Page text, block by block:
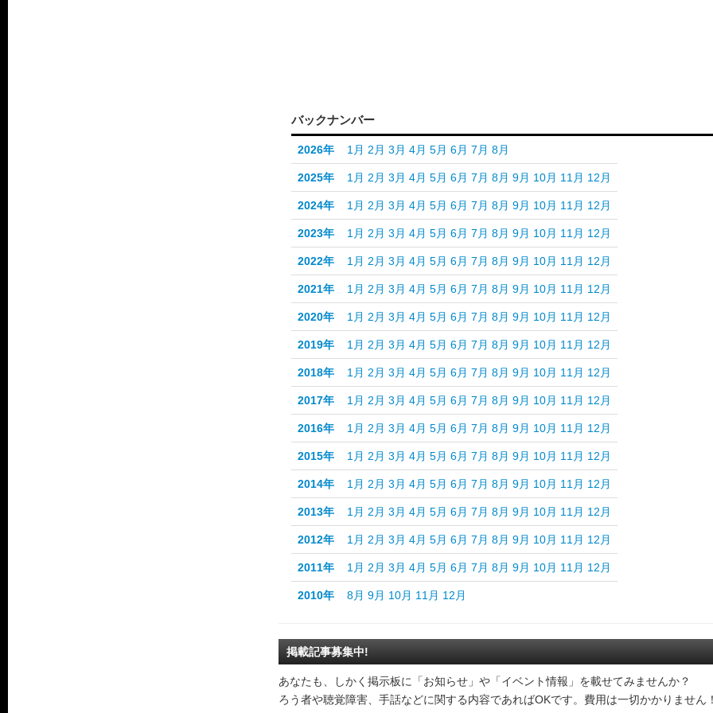
バックナンバー
2026年 1月 2月 3月 4月 5月 6月 7月 8月
2025年 1月 2月 3月 4月 5月 6月 7月 8月 9月 10月 11月 12月
2024年 1月 2月 3月 4月 5月 6月 7月 8月 9月 10月 11月 12月
2023年 1月 2月 3月 4月 5月 6月 7月 8月 9月 10月 11月 12月
2022年 1月 2月 3月 4月 5月 6月 7月 8月 9月 10月 11月 12月
2021年 1月 2月 3月 4月 5月 6月 7月 8月 9月 10月 11月 12月
2020年 1月 2月 3月 4月 5月 6月 7月 8月 9月 10月 11月 12月
2019年 1月 2月 3月 4月 5月 6月 7月 8月 9月 10月 11月 12月
2018年 1月 2月 3月 4月 5月 6月 7月 8月 9月 10月 11月 12月
2017年 1月 2月 3月 4月 5月 6月 7月 8月 9月 10月 11月 12月
2016年 1月 2月 3月 4月 5月 6月 7月 8月 9月 10月 11月 12月
2015年 1月 2月 3月 4月 5月 6月 7月 8月 9月 10月 11月 12月
2014年 1月 2月 3月 4月 5月 6月 7月 8月 9月 10月 11月 12月
2013年 1月 2月 3月 4月 5月 6月 7月 8月 9月 10月 11月 12月
2012年 1月 2月 3月 4月 5月 6月 7月 8月 9月 10月 11月 12月
2011年 1月 2月 3月 4月 5月 6月 7月 8月 9月 10月 11月 12月
2010年 8月 9月 10月 11月 12月
掲載記事募集中!
あなたも、しかく掲示板に「お知らせ」や「イベント情報」を載せてみませんか？
ろう者や聴覚障害、手話などに関する内容であればOKです。費用は一切かかりません